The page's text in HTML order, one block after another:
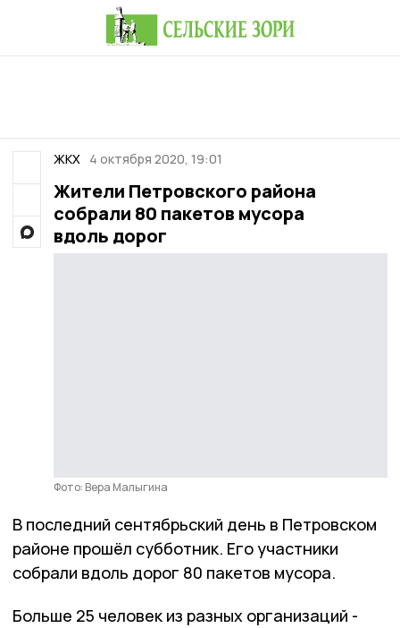
ЖКХ 4 октября 2020, 19:01
Жители Петровского района
собрали 80 пакетов мусора
вдоль дорог
Фото: Вера Малыгина
В последний сентябрьский день в Петровском
районе прошёл субботник. Его участники
собрали вдоль дорог 80 пакетов мусора.
Больше 25 человек из разных организаций -